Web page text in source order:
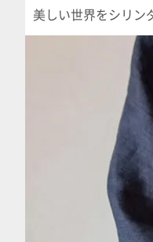
美しい世界をシリン